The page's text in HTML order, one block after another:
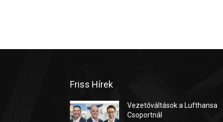
Friss Hírek
Vezetőváltások a Lufthansa
Csoportnál